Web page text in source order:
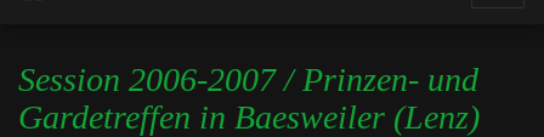
Session 2006-2007 / Prinzen- und
Gardetreffen in Baesweiler (Lenz)